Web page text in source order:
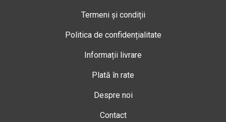
Termeni și condiții
Politica de confidențialitate
Informații livrare
Plată în rate
Despre noi
Contact